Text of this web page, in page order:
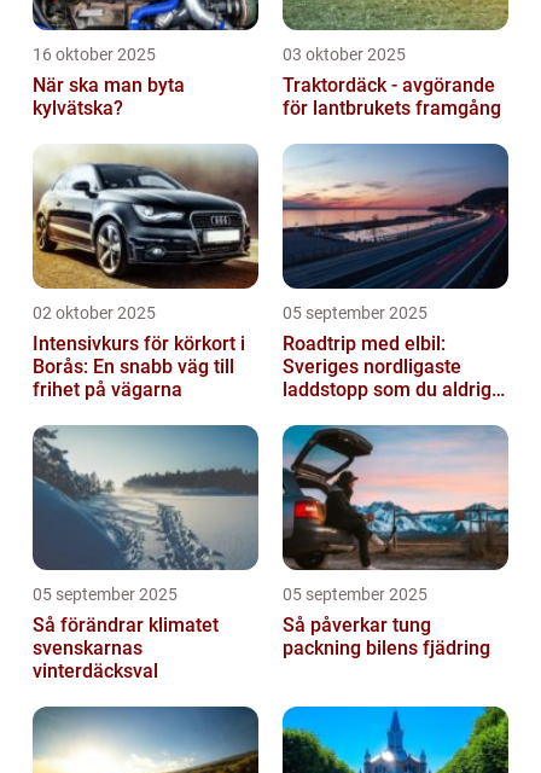
16 oktober 2025
När ska man byta
kylvätska?
03 oktober 2025
Traktordäck - avgörande
för lantbrukets framgång
02 oktober 2025
Intensivkurs för körkort i
Borås: En snabb väg till
frihet på vägarna
05 september 2025
Roadtrip med elbil:
Sveriges nordligaste
laddstopp som du aldrig
05 september 2025
Så förändrar klimatet
svenskarnas
vinterdäcksval
05 september 2025
Så påverkar tung
packning bilens fjädring